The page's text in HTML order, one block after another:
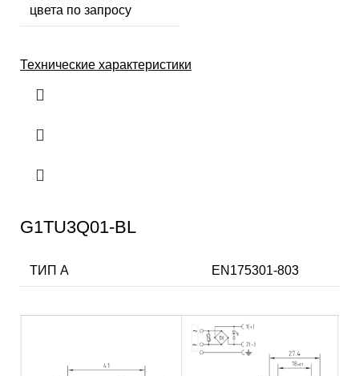
цвета по запросу
Технические характеристики
G1TU3Q01-BL
ТИП А EN175301-803